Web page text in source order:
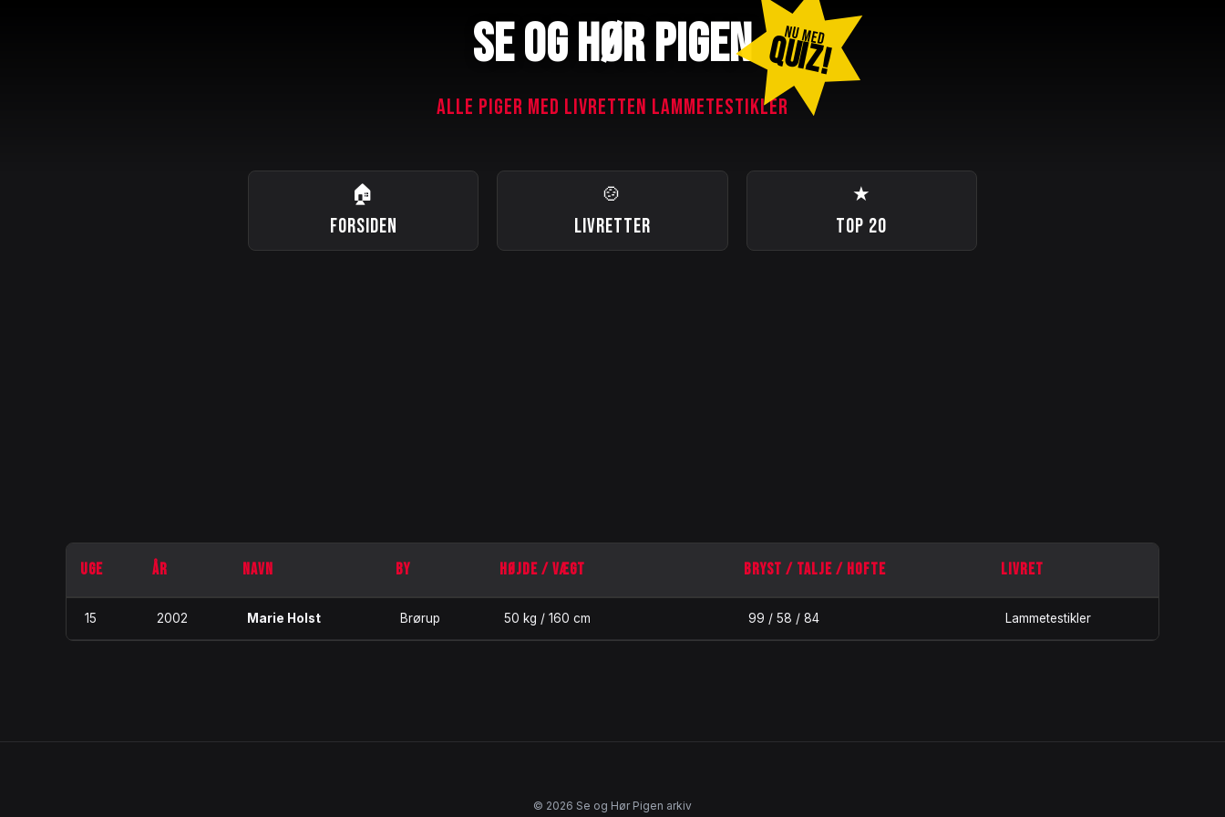
SE OG HØR PIGEN NU MED
QUIZ!
ALLE PIGER MED LIVRETTEN LAMMETESTIKLER
🏠
FORSIDEN
🍲
LIVRETTER
★
TOP 20
UGE ÅR NAVN BY HØJDE / VÆGT BRYST / TALJE / HOFTE LIVRET
15 2002 Marie Holst Brørup 50 kg / 160 cm 99 / 58 / 84 Lammetestikler
© 2026 Se og Hør Pigen arkiv